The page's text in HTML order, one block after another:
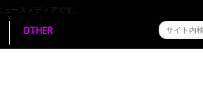
ースメディアです。
OTHER